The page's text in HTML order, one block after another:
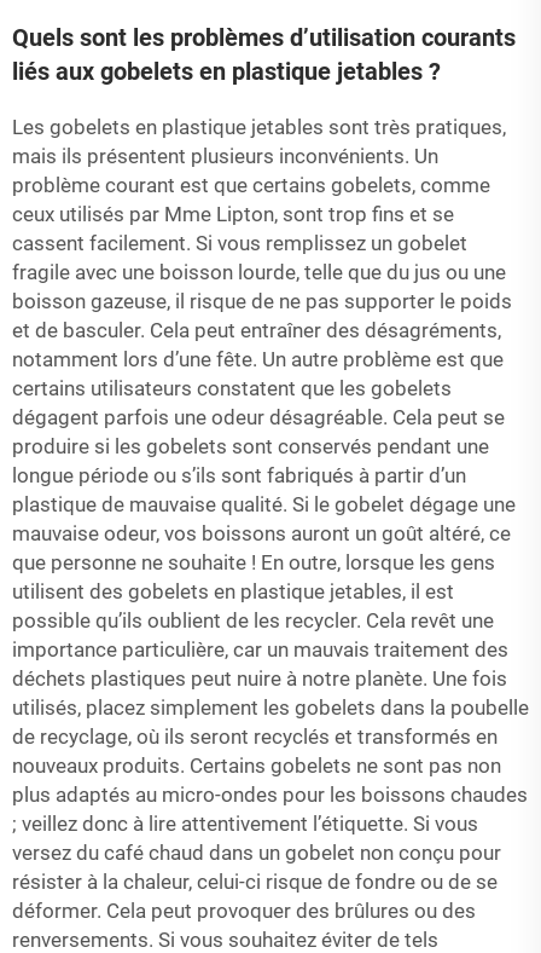
Quels sont les problèmes d’utilisation courants
liés aux gobelets en plastique jetables ?
Les gobelets en plastique jetables sont très pratiques,
mais ils présentent plusieurs inconvénients. Un
problème courant est que certains gobelets, comme
ceux utilisés par Mme Lipton, sont trop fins et se
cassent facilement. Si vous remplissez un gobelet
fragile avec une boisson lourde, telle que du jus ou une
boisson gazeuse, il risque de ne pas supporter le poids
et de basculer. Cela peut entraîner des désagréments,
notamment lors d’une fête. Un autre problème est que
certains utilisateurs constatent que les gobelets
dégagent parfois une odeur désagréable. Cela peut se
produire si les gobelets sont conservés pendant une
longue période ou s’ils sont fabriqués à partir d’un
plastique de mauvaise qualité. Si le gobelet dégage une
mauvaise odeur, vos boissons auront un goût altéré, ce
que personne ne souhaite ! En outre, lorsque les gens
utilisent des gobelets en plastique jetables, il est
possible qu’ils oublient de les recycler. Cela revêt une
importance particulière, car un mauvais traitement des
déchets plastiques peut nuire à notre planète. Une fois
utilisés, placez simplement les gobelets dans la poubelle
de recyclage, où ils seront recyclés et transformés en
nouveaux produits. Certains gobelets ne sont pas non
plus adaptés au micro-ondes pour les boissons chaudes
; veillez donc à lire attentivement l’étiquette. Si vous
versez du café chaud dans un gobelet non conçu pour
résister à la chaleur, celui-ci risque de fondre ou de se
déformer. Cela peut provoquer des brûlures ou des
renversements. Si vous souhaitez éviter de tels